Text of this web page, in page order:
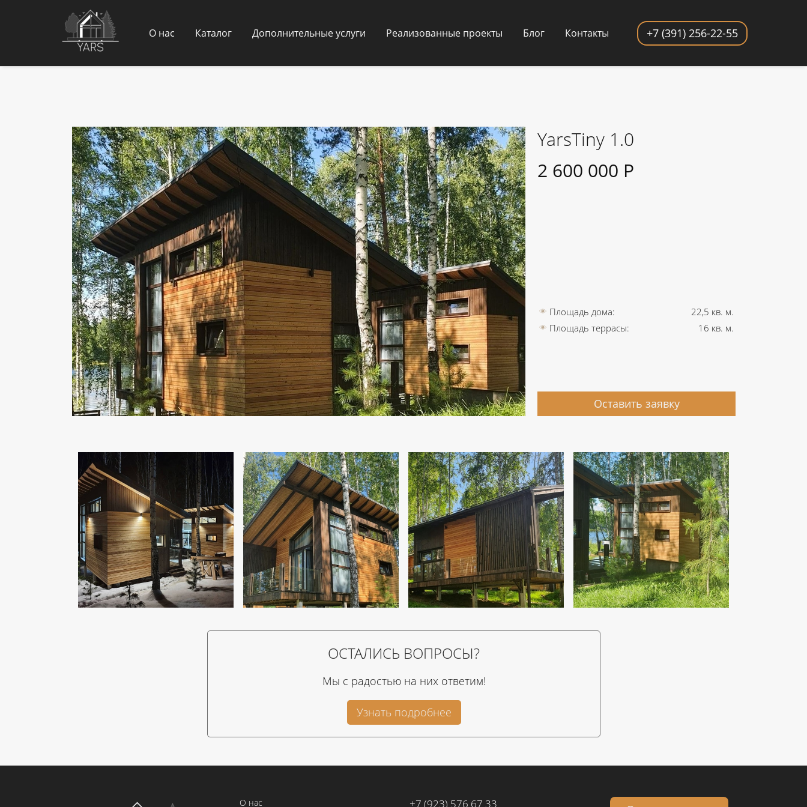
О нас Каталог Дополнительные услуги Реализованные проекты Блог Контакты +7 (391) 256-22-55
YarsTiny 1.0
2 600 000 Р
Площадь дома:
22,5 кв. м.
Площадь террасы:
16 кв. м.
Оставить заявку
ОСТАЛИСЬ ВОПРОСЫ?
Мы с радостью на них ответим!
Узнать подробнее
О нас +7 (923) 576 67 33